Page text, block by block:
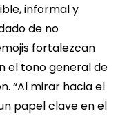
informal y
de no
fortalezcan
el tono general de
“Al mirar hacia el
papel clave en el